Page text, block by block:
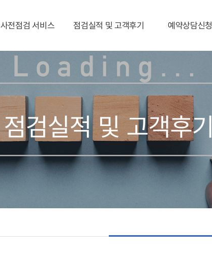
사전점검 서비스
예약서비스절차
사전점검서비스
장비점검
육안점검
보고서발송
점검실적 및 고객후기
점검실적
고객후기
예약상담신청
점검실적 및 고객후기